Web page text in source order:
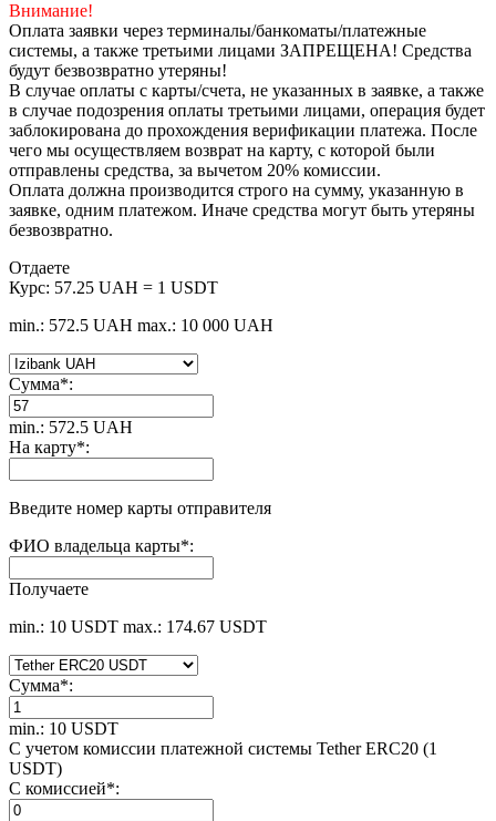
Внимание!
Оплата заявки через терминалы/банкоматы/платежные
системы, а также третьими лицами ЗАПРЕЩЕНА! Средства
будут безвозвратно утеряны!
В случае оплаты с карты/счета, не указанных в заявке, а также
в случае подозрения оплаты третьими лицами, операция будет
заблокирована до прохождения верификации платежа. После
чего мы осуществляем возврат на карту, с которой были
отправлены средства, за вычетом 20% комиссии.
Оплата должна производится строго на сумму, указанную в
заявке, одним платежом. Иначе средства могут быть утеряны
безвозвратно.
Отдаете
Курс: 57.25 UAH = 1 USDT
min.: 572.5 UAH max.: 10 000 UAH
Сумма*:
min.: 572.5 UAH
На карту*:
Введите номер карты отправителя
ФИО владельца карты*:
Получаете
min.: 10 USDT max.: 174.67 USDT
Сумма*:
min.: 10 USDT
С учетом комиссии платежной системы Tether ERC20 (1
USDT)
С комиссией*: